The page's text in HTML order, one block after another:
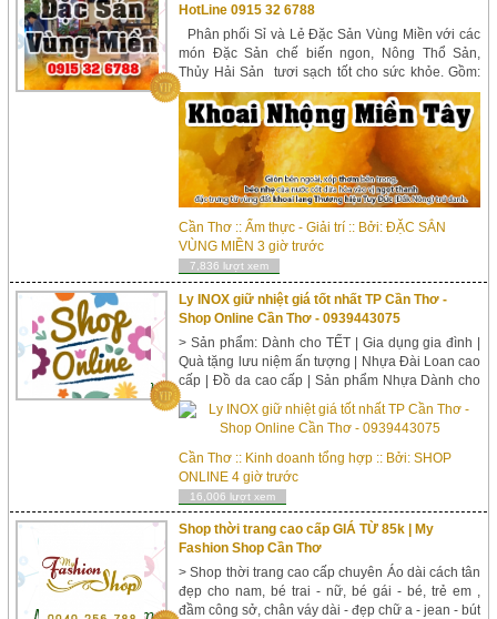
HotLine 0915 32 6788
Phân phối Sỉ và Lẻ Đặc Sản Vùng Miền với các
món Đặc Sản chế biến ngon, Nông Thổ Sản,
Thủy Hải Sản tươi sạch tốt cho sức khỏe. Gồm:
Món chế biến Khoai Nhộng từ Khoai lang Nhật
trồng tại Xã Tuy Đức, Đắk Nông. Bơ 304 Đắk
Lắc. Mứt Dừa...
Cần Thơ ::Ẩm thực - Giải trí :: Bởi:ĐẶC SẲN
VÙNG MIỀN 3 giờ trước
7,836 lượt xem
Ly INOX giữ nhiệt giá tốt nhất TP Cần Thơ -
Shop Online Cần Thơ - 0939443075
> Sản phẩm: Dành cho TẾT | Gia dụng gia đình |
Quà tặng lưu niệm ấn tượng | Nhựa Đài Loan cao
cấp | Đồ da cao cấp | Sản phẩm Nhựa Dành cho
gia đình | Sản phẩm Nhựa Dành cho bé ... giao
hàng TP Cần Thơ và cả nước > Ly INOX giữ nhiệt
Cần Thơ :: Kinh doanh tổng hợp :: Bởi:SHOP
ONLINE 4 giờ trước
16,006 lượt xem
Shop thời trang cao cấp GIÁ TỪ 85k | My
Fashion Shop Cần Thơ
> Shop thời trang cao cấp chuyên Áo dài cách tân
đẹp cho nam, bé trai - nữ, bé gái - bé, trẻ em ,
đầm công sở, chân váy dài - đẹp chữ a - jean - bút